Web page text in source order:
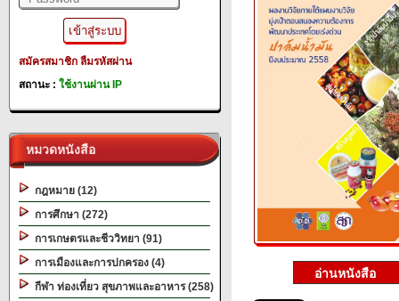
สมัครสมาชิก ลืมรหัสผ่าน
สถานะ : ใช้งานผ่าน IP
หมวดหนังสือ
กฎหมาย (12)
การศึกษา (272)
การเกษตรและชีววิทยา (91)
การเมืองและการปกครอง (4)
กีฬา ท่องเที่ยว สุขภาพและอาหาร (258)